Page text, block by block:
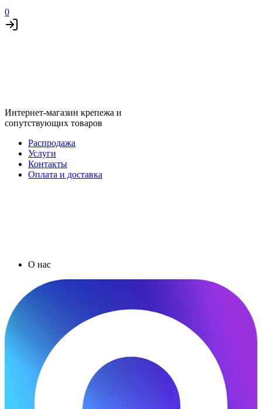
0
Интернет-магазин крепежа и
сопутствующих товаров
Распродажа
Услуги
Контакты
Оплата и доставка
О нас